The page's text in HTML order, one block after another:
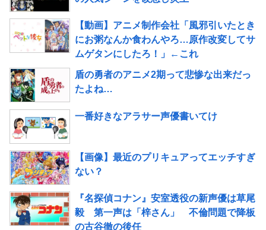
【動画】アニメ制作会社「風邪引いたとき
にお粥なんか食わんやろ…原作改変してサ
ムゲタンにしたろ！」←これ
盾の勇者のアニメ2期って悲惨な出来だっ
たよね…
一番好きなアラサー声優書いてけ
【画像】最近のプリキュアってエッチすぎ
ない？
『名探偵コナン』安室透役の新声優は草尾
毅 第一声は「梓さん」 不倫問題で降板
の古谷徹の後任